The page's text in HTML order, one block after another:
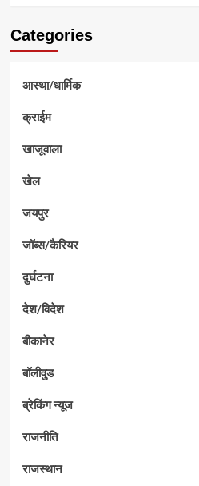
Categories
आस्था/धार्मिक
क्राईम
खाजूवाला
खेल
जयपुर
जॉब्स/कैरियर
दुर्घटना
देश/विदेश
बीकानेर
बॉलीवुड
ब्रेकिंग न्यूज
राजनीति
राजस्थान